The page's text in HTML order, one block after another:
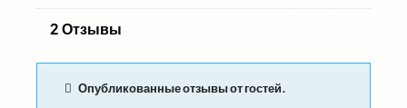
2 Отзывы
Опубликованные отзывы от гостей.